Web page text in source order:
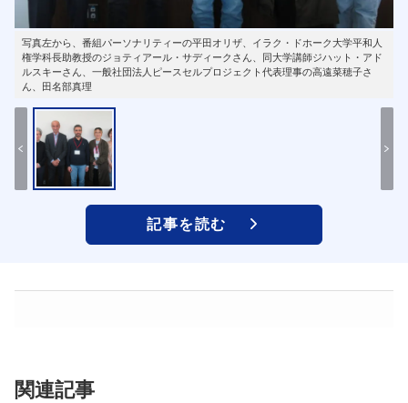
写真左から、番組パーソナリティーの平田オリザ、イラク・ドホーク大学平和人
権学科長助教授のジョティアール・サディークさん、同大学講師ジハット・アド
ルスキーさん、一般社団法人ピースセルプロジェクト代表理事の高遠菜穂子さ
ん、田名部真理
記事を読む
関連記事